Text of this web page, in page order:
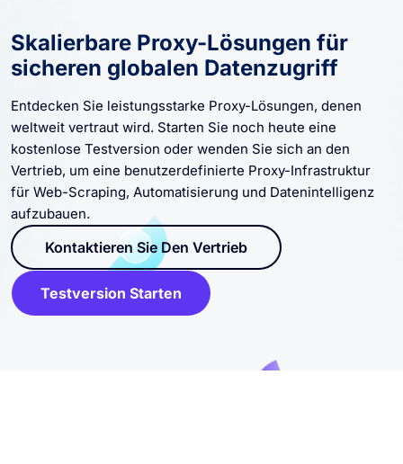
Skalierbare Proxy-Lösungen für
sicheren globalen Datenzugriff
Entdecken Sie leistungsstarke Proxy-Lösungen, denen
weltweit vertraut wird. Starten Sie noch heute eine
kostenlose Testversion oder wenden Sie sich an den
Vertrieb, um eine benutzerdefinierte Proxy-Infrastruktur
für Web-Scraping, Automatisierung und Datenintelligenz
aufzubauen.
Kontaktieren Sie Den Vertrieb
Testversion Starten